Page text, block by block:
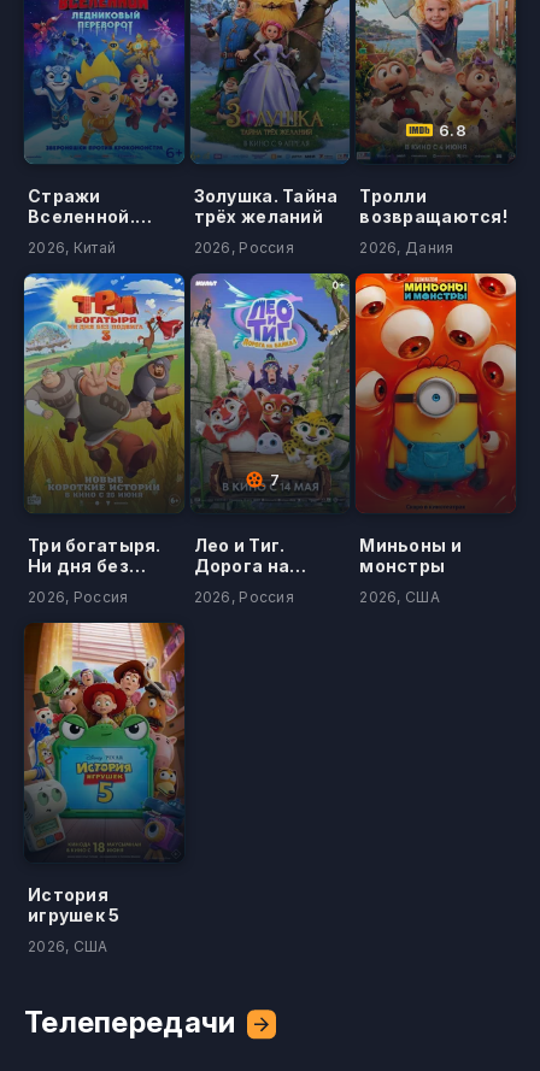
Стражи
Вселенной.
Ледниковый
переворот
2026, Китай
Золушка. Тайна
трёх желаний
2026, Россия
6.8
Тролли
возвращаются!
2026, Дания
Три богатыря.
Ни дня без
2026, Россия
7
Лео и Тиг.
Дорога на
2026, Россия
Миньоны и
монстры
2026, США
История
игрушек 5
2026, США
Телепередачи